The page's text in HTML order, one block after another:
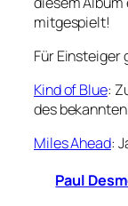
mitgespielt!
Für Einsteiger
Kind of Blue:
des bekannten
Miles Ahead:
Paul